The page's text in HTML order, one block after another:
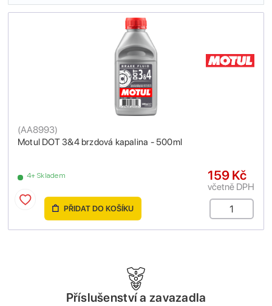
Motul DOT 3&4 brzdová kapalina - 500ml
(AA8993)
4+ Skladem 159 Kč
včetně DPH
PŘIDAT DO KOŠÍKU
Příslušenství a zavazadla